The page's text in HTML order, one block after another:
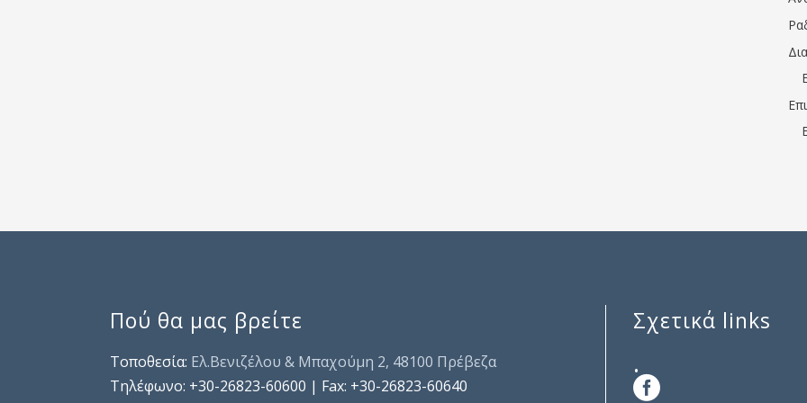
Πού θα μας βρείτε
Τοποθεσία: Ελ.Βενιζέλου & Μπαχούμη 2, 48100 Πρέβεζα
Τηλέφωνo: +30-26823-60600 | Fax: +30-26823-60640
Σχετικά links
.